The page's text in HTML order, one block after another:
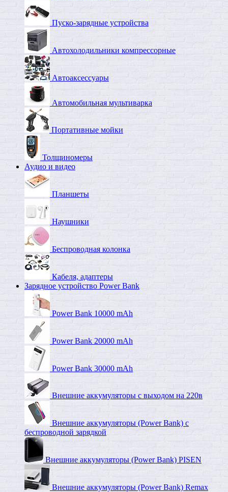
Пуско-зарядные устройства
Автохолодильники компрессорные
Автоаксессуары
Автомобильная мультиварка
Портативные мойки
Толщиномеры
Аудио и видео
Планшеты
Наушники
Беспроводная колонка
Кабеля, адаптеры
Зарядное устройство Power Bank
Power Bank 10000 mAh
Power Bank 20000 mAh
Power Bank 30000 mAh
Внешние аккумуляторы с выходом на 220в
Внешние аккумуляторы (Power Bank) c
беспроводной зарядкой
Внешние аккумуляторы (Power Bank) PISEN
Внешние аккумуляторы (Power Bank) Remax